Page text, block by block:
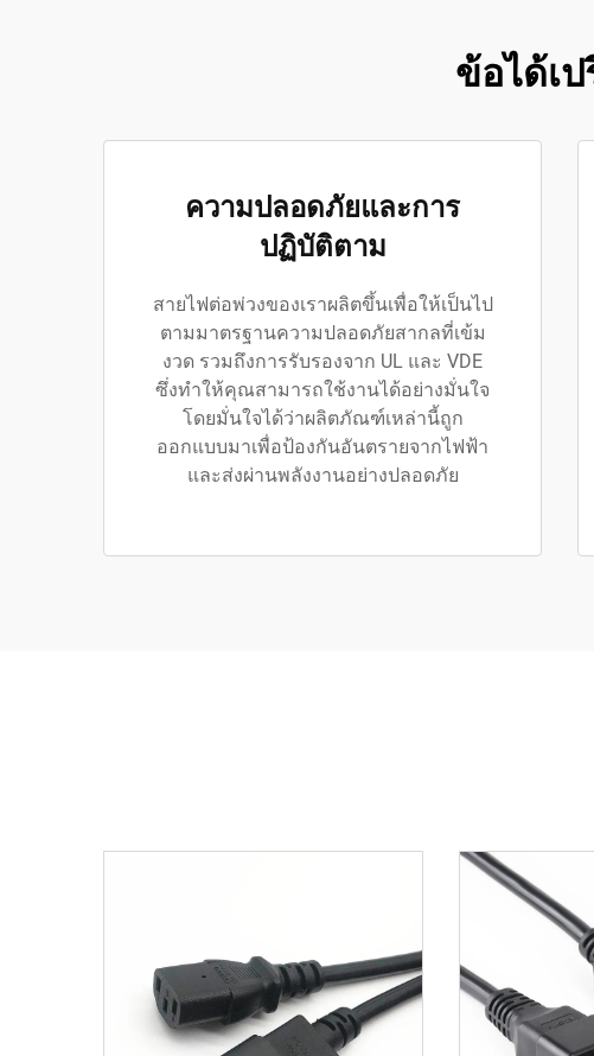
ข้อได้เ
ความปลอดภัยและการ
ปฏิบัติตาม
สายไฟต่อพ่วงของเราผลิตขึ้นเพื่อให้เป็นไป
ตามมาตรฐานความปลอดภัยสากลที่เข้ม
งวด รวมถึงการรับรองจาก UL และ VDE
ซึ่งทำให้คุณสามารถใช้งานได้อย่างมั่นใจ
โดยมั่นใจได้ว่าผลิตภัณฑ์เหล่านี้ถูก
ออกแบบมาเพื่อป้องกันอันตรายจากไฟฟ้า
และส่งผ่านพลังงานอย่างปลอดภัย